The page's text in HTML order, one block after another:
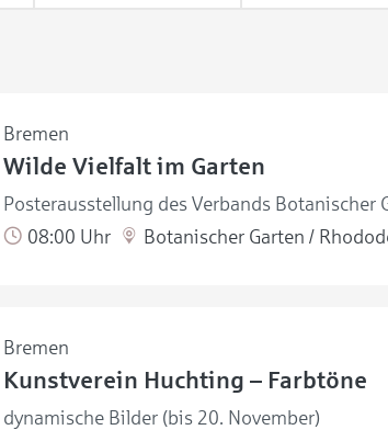
Bremen
Wilde Vielfalt im Garten
Posterausstellung des Verbands Botanischer
08:00 Uhr
Botanischer Garten /
Bremen
Kunstverein Huchting – Farbtöne
dynamische Bilder (bis 20. November)